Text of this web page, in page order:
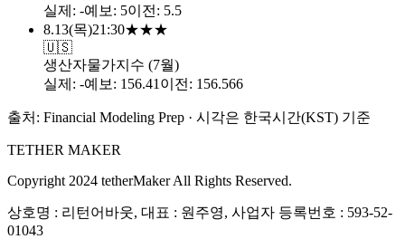
실제 : -예보 : 5이전 : 5.5
8.13(목)21:30★★★
🇺🇸
생산자물가지수 (7월)
실제 : -예보 : 156.41 이전 : 156.566
출처: Financial Modeling Prep · 시각은 한국시간(KST) 기준
TETHER MAKER
Copyright 2024 tetherMaker All Rights Reserved.
상호명 : 리턴어바웃, 대표 : 원주영, 사업자 등록번호 : 593-52-
01043